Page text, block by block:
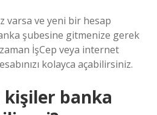
varsa ve yeni bir hesap
şubesine gitmenize gerek
İşCep veya internet
kolayca açabilirsiniz.
kişiler banka